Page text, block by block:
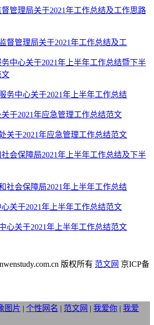
督管理局关于2021年工作总结及工
务中心关于2021年上半年工作总结
关于2021年应急管理工作总结范文
社会保障局2021年上半年工作总结
心关于2021年上半年工作总结范文
版权所有 范文网 京ICP备
图片 | 个性网名 | 范文网 | 我爱你 | 我爱